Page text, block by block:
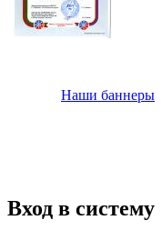
Наши баннеры
Вход в систему